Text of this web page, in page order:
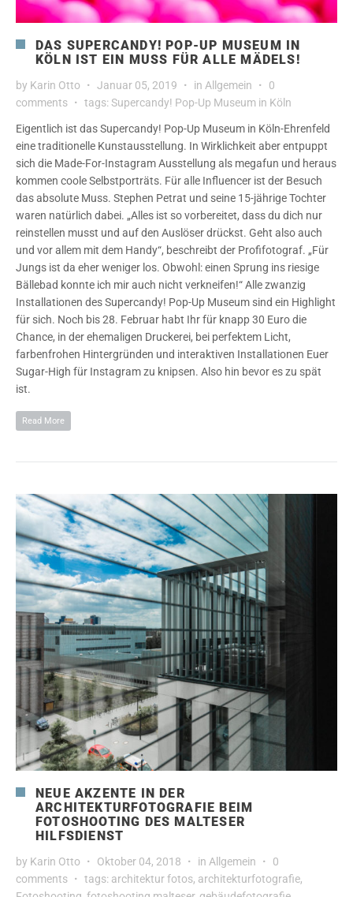
DAS SUPERCANDY! POP-UP MUSEUM IN
KÖLN IST EIN MUSS FÜR ALLE MÄDELS!
by Karin Otto Januar 05, 2019 in Allgemein
0
comments
tags:Supercandy! Pop-Up Museum in Köln
Eigentlich ist das Supercandy! Pop-Up Museum in Köln-Ehrenfeld
eine traditionelle Kunstausstellung. In Wirklichkeit aber entpuppt
sich die Made-For-Instagram Ausstellung als megafun und heraus
kommen coole Selbstporträts. Für alle Influencer ist der Besuch
das absolute Muss. Stephen Petrat und seine 15-jährige Tochter
waren natürlich dabei. „Alles ist so vorbereitet, dass du dich nur
reinstellen musst und auf den Auslöser drückst. Geht also auch
und vor allem mit dem Handy“, beschreibt der Profifotograf. „Für
Jungs ist da eher weniger los. Obwohl: einen Sprung ins riesige
Bällebad konnte ich mir auch nicht verkneifen!“ Alle zwanzig
Installationen des Supercandy! Pop-Up Museum sind ein Highlight
für sich. Noch bis 28. Februar habt Ihr für knapp 30 Euro die
Chance, in der ehemaligen Druckerei, bei perfektem Licht,
farbenfrohen Hintergründen und interaktiven Installationen Euer
Sugar-High für Instagram zu knipsen. Also hin bevor es zu spät
ist.
Read More
NEUE AKZENTE IN DER
ARCHITEKTURFOTOGRAFIE BEIM
FOTOSHOOTING DES MALTESER
HILFSDIENST
by Karin Otto Oktober 04, 2018 in Allgemein
0
comments
tags: architektur fotos, architekturfotografie,